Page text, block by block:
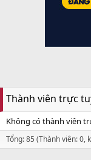
Thành viên trực
Không có thành viên
Tổng: 85 (Thành viên: 0,